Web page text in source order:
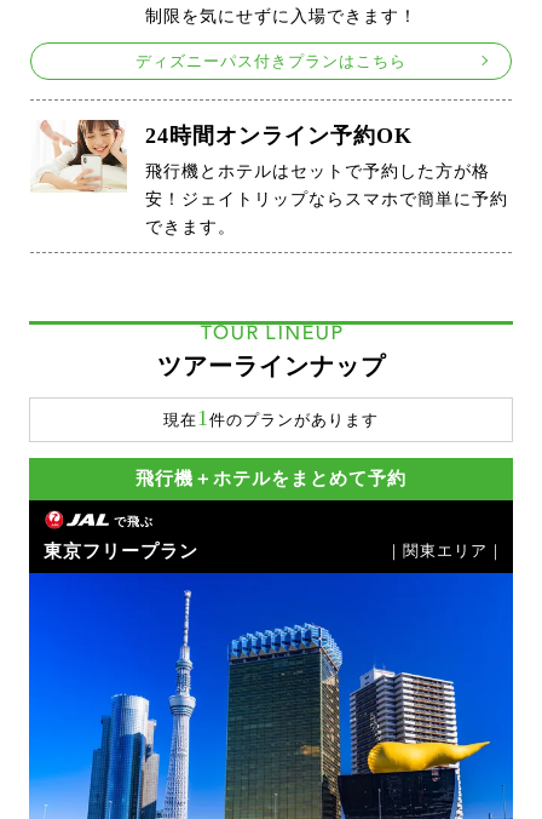
制限を気にせずに入場できます！
ディズニーパス付きプランはこちら
24時間オンライン予約OK
飛行機とホテルはセットで予約した方が格
安！ジェイトリップならスマホで簡単に予約
できます。
TOUR LINEUP
ツアーラインナップ
現在1 件のプランがあります
飛行機＋ホテルをまとめて予約
で飛ぶ
東京フリープラン ｜関東エリア｜